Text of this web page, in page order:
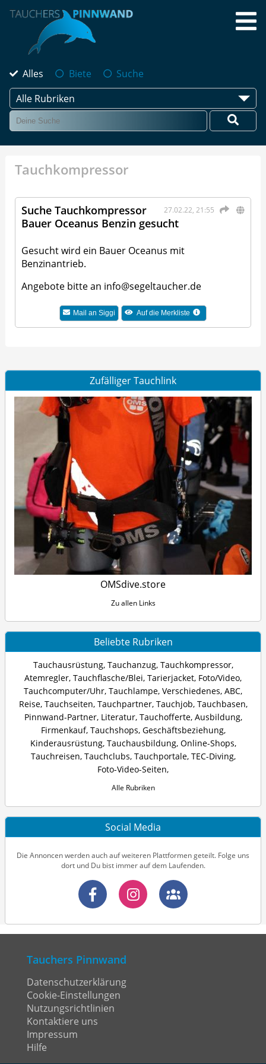
Alles Biete
Suche
Alle Rubriken
Tauchkompressor
27.02.22, 21:55
Suche Tauchkompressor
Bauer Oceanus Benzin gesucht
Gesucht wird ein Bauer Oceanus mit
Benzinantrieb.
Angebote bitte an info@segeltaucher.de
Mail an Siggi Auf die Merkliste
Zufälliger Tauchlink
OMSdive.store
Zu allen Links
Beliebte Rubriken
Tauchausrüstung, Tauchanzug, Tauchkompressor,
Atemregler, Tauchflasche/Blei, Tarierjacket, Foto/Video,
Tauchcomputer/Uhr, Tauchlampe, Verschiedenes, ABC,
Reise, Tauchseiten, Tauchpartner, Tauchjob, Tauchbasen,
Pinnwand-Partner, Literatur, Tauchofferte, Ausbildung,
Firmenkauf, Tauchshops, Geschäftsbeziehung,
Kinderausrüstung, Tauchausbildung, Online-Shops,
Tauchreisen, Tauchclubs, Tauchportale, TEC-Diving,
Foto-Video-Seiten,
Alle Rubriken
Social Media
Die Annoncen werden auch auf weiteren Plattformen geteilt. Folge uns
dort und Du bist immer auf dem Laufenden.
Tauchers Pinnwand
Datenschutzerklärung
Cookie-Einstellungen
Nutzungsrichtlinien
Kontaktiere uns
Impressum
Hilfe